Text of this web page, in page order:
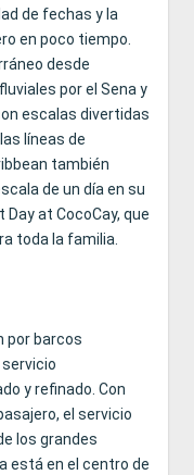
de fechas y la
en poco tiempo.
desde
por el Sena y
escalas divertidas
líneas de
también
de un día en su
at CocoCay, que
toda la familia.
por barcos
y refinado. Con
el servicio
los grandes
está en el centro de